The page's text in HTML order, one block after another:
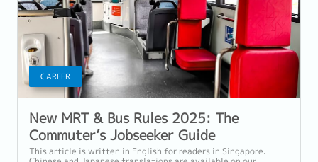
CAREER
New MRT & Bus Rules 2025: The
Commuter’s Jobseeker Guide
This article is written in English for readers in Singapore.